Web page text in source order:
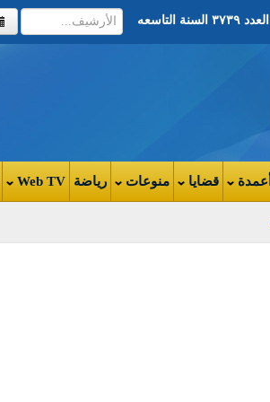
أعمدة قضايا منوعات رياضة Web TV